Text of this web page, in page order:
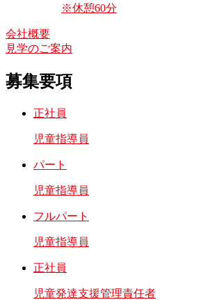
※休憩60分
会社概要
見学のご案内
募集要項
正社員
児童指導員
パート
児童指導員
フルパート
児童指導員
正社員
児童発達支援管理責任者